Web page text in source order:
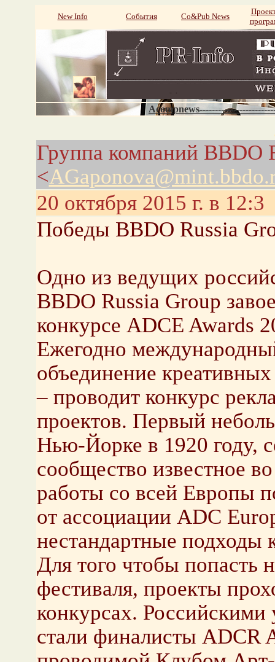
New Info События Со&Pub News
Группа компаний BBDO
<
20 октября 2015 г. в 12:3
Победы BBDO Russia
Одно из ведущих
BBDO Russia Group
конкурсе ADCE Awards
Ежегодно
объединение
– проводит конкурс
проектов. Первый
Нью-Йорке в 1920 году,
сообщество известное
работы со всей Европы
от ассоциации ADC
нестандартные подходы
Для того чтобы попасть
фестиваля, проекты
конкурсах.
стали финалисты ADCR